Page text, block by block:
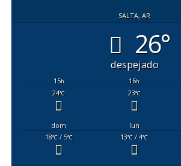
SALTA, AR
26°
despejado
15h 16h
24°C 23°C
dom lun
18°C/ 5°C 13°C / 4°C